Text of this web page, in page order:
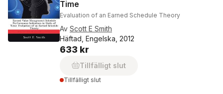
Time
Evaluation of an Earned Schedule Theory
Av Scott E Smith
Häftad, Engelska, 2012
633 kr
Tillfälligt slut
Tillfälligt slut